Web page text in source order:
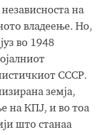
на
владеење. Но,
во 1948
СССР.
земја,
на КПЈ, и во тоа
што станаа